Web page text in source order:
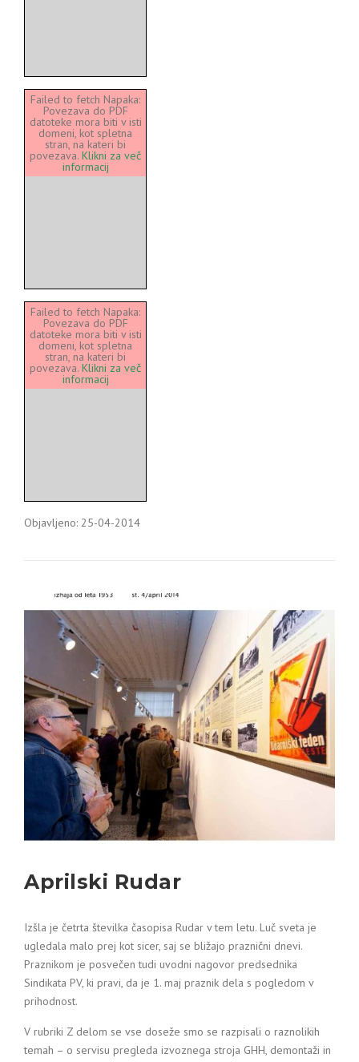
Failed to fetch Napaka:
Povezava do PDF
datoteke mora biti v isti
domeni, kot spletna
stran, na kateri bi
povezava. Klikni za več
informacij
Failed to fetch Napaka:
Povezava do PDF
datoteke mora biti v isti
domeni, kot spletna
stran, na kateri bi
povezava. Klikni za več
informacij
Objavljeno: 25-04-2014
Aprilski Rudar
Izšla je četrta številka časopisa Rudar v tem letu. Luč sveta je
ugledala malo prej kot sicer, saj se bližajo praznični dnevi.
Praznikom je posvečen tudi uvodni nagovor predsednika
Sindikata PV, ki pravi, da je 1. maj praznik dela s pogledom v
prihodnost.
V rubriki Z delom se vse doseže smo se razpisali o raznolikih
temah – o servisu pregleda izvoznega stroja GHH, demontaži in